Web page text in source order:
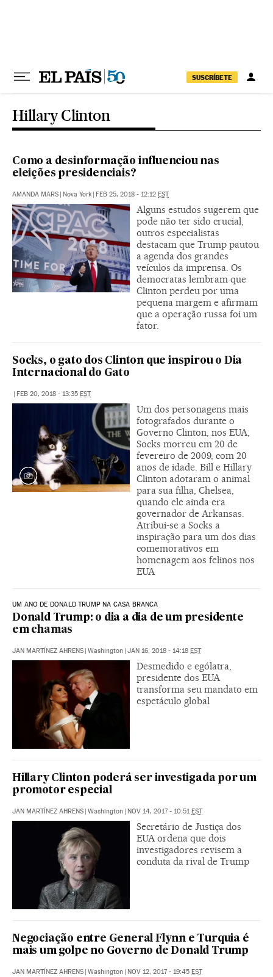
SUSCRÍBETE
Hillary Clinton
Como a desinformação influenciou nas
eleições presidenciais?
AMANDA MARS | Nova York | FEB 25, 2018 - 12:12 EST
Alguns estudos sugerem que
pode não ter sido crucial,
outros especialistas
destacam que Trump pautou
a agenda dos grandes
veículos da imprensa. Os
democratas lembram que
Clinton perdeu por uma
pequena margem e afirmam
que a operação russa foi um
fator.
Socks, o gato dos Clinton que inspirou o Dia
Internacional do Gato
| FEB 20, 2018 - 13:35 EST
Um dos personagens mais
fotografados durante o
Governo Clinton, nos EUA,
Socks morreu em 20 de
fevereiro de 2009, com 20
anos de idade. Bill e Hillary
Clinton adotaram o animal
para sua filha, Chelsea,
quando ele ainda era
governador de Arkansas.
Atribui-se a Socks a
inspiração para um dos dias
comemorativos em
homenagem aos felinos nos
EUA
UM ANO DE DONALD TRUMP NA CASA BRANCA
Donald Trump: o dia a dia de um presidente
em chamas
JAN MARTÍNEZ AHRENS | Washington | JAN 16, 2018 - 14:18 EST
Desmedido e ególatra,
presidente dos EUA
transforma seu mandato em
espetáculo global
Hillary Clinton poderá ser investigada por um
promotor especial
JAN MARTÍNEZ AHRENS | Washington | NOV 14, 2017 - 10:51EST
Secretário de Justiça dos
EUA ordena que dois
investigadores revisem a
conduta da rival de Trump
Negociação entre General Flynn e Turquia é
mais um golpe no Governo de Donald Trump
JAN MARTÍNEZ AHRENS | Washington | NOV 12, 2017 - 19:45 EST